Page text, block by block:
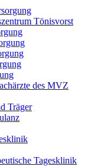
Tönisvorst
des MVZ
Träger
Tagesklinik